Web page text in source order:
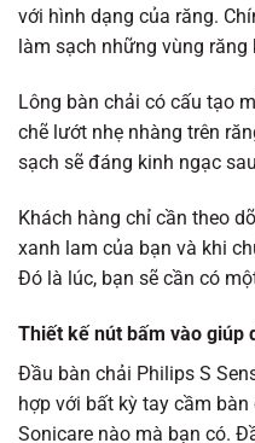
với hình dạng của răng.
làm sạch những vùng răng
Lông bàn chải có cấu tạo
chẽ lướt nhẹ nhàng trên
sạch sẽ đáng kinh ngạc
Khách hàng chỉ cần theo
xanh lam của bạn và khi
Đó là lúc, bạn sẽ cần có
Thiết kế nút bấm vào giúp
Đầu bàn chải Philips S
hợp với bất kỳ tay cầm
Sonicare nào mà bạn có.